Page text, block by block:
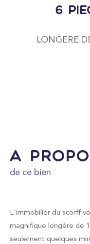
6
LONGERE
a
de ce bien
L'immobilier du scorff
magnifique longère de
seulement quelques